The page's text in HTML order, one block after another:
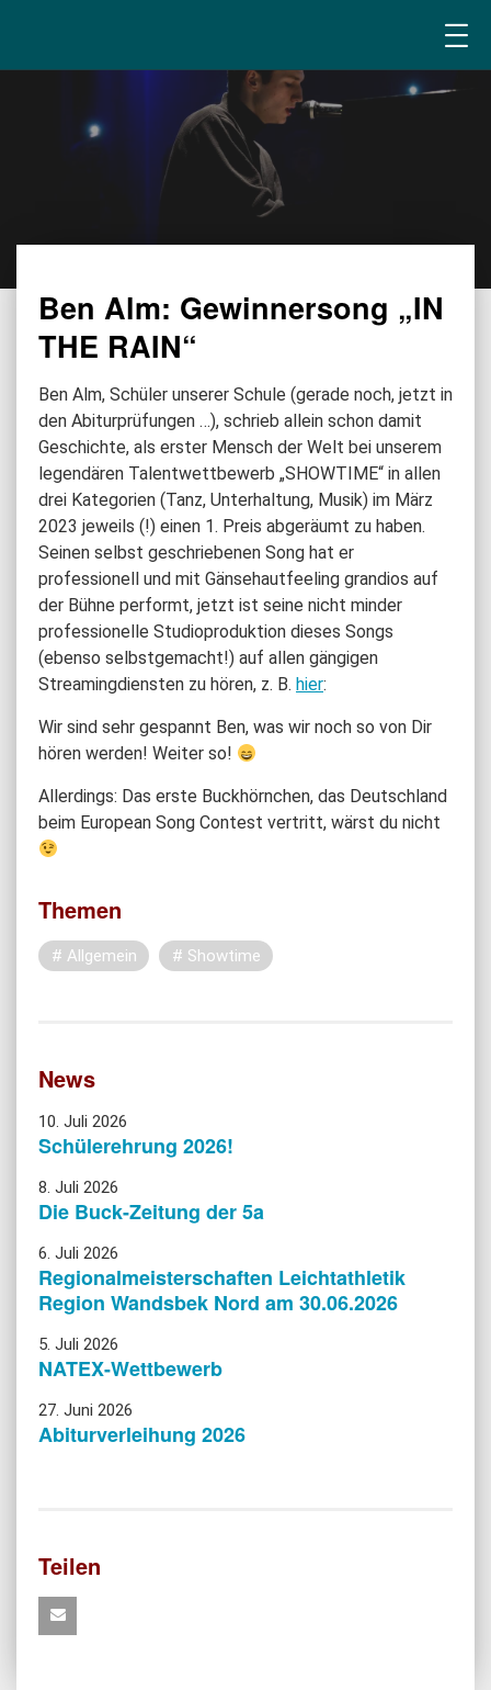
Ben Alm: Gewinnersong „IN
THE RAIN“
Ben Alm, Schüler unserer Schule (gerade noch, jetzt in
den Abiturprüfungen …), schrieb allein schon damit
Geschichte, als erster Mensch der Welt bei unserem
legendären Talentwettbewerb „SHOWTIME“ in allen
drei Kategorien (Tanz, Unterhaltung, Musik) im März
2023 jeweils (!) einen 1. Preis abgeräumt zu haben.
Seinen selbst geschriebenen Song hat er
professionell und mit Gänsehautfeeling grandios auf
der Bühne performt, jetzt ist seine nicht minder
professionelle Studioproduktion dieses Songs
(ebenso selbstgemacht!) auf allen gängigen
Streamingdiensten zu hören, z. B. hier:
Wir sind sehr gespannt Ben, was wir noch so von Dir
hören werden! Weiter so!
Allerdings: Das erste Buckhörnchen, das Deutschland
beim European Song Contest vertritt, wärst du nicht
Themen
Allgemein Showtime
News
10. Juli 2026
Schülerehrung 2026!
8. Juli 2026
Die Buck-Zeitung der 5a
6. Juli 2026
Regionalmeisterschaften Leichtathletik
Region Wandsbek Nord am 30.06.2026
5. Juli 2026
NATEX-Wettbewerb
27. Juni 2026
Abiturverleihung 2026
Teilen